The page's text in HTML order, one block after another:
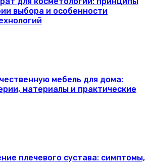
выбора и особенности
мебель для дома:
материалы и практические
плечевого сустава: симптомы,